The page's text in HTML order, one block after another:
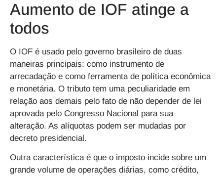
Aumento de IOF atinge a
todos
O IOF é usado pelo governo brasileiro de duas
maneiras principais: como instrumento de
arrecadação e como ferramenta de política econômica
e monetária. O tributo tem uma peculiaridade em
relação aos demais pelo fato de não depender de lei
aprovada pelo Congresso Nacional para sua
alteração. As alíquotas podem ser mudadas por
decreto presidencial.
Outra característica é que o imposto incide sobre um
grande volume de operações diárias, como crédito,